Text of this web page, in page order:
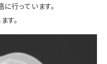
行っています。
す。